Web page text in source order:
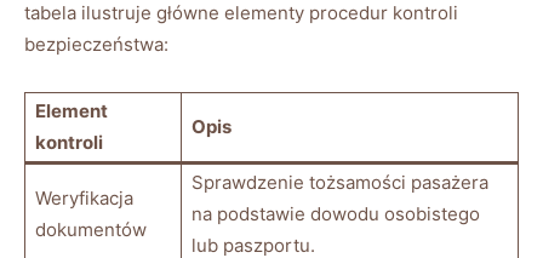
tabela ilustruje główne⁢ elementy‍ procedur kontroli
bezpieczeństwa:
Element
kontroli
Opis
Weryfikacja
dokumentów
Sprawdzenie tożsamości pasażera
na podstawie dowodu osobistego
⁣lub paszportu.